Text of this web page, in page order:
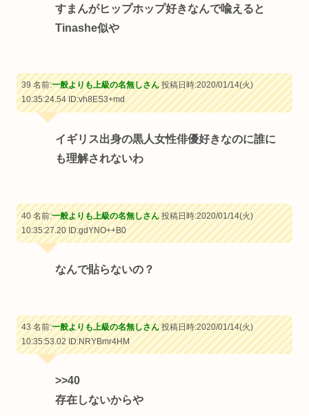
すまんがヒップホップ好きなんで喩えると
Tinashe似や
39 名前:一般よりも上級の名無しさん投稿日時:2020/01/14(火)
10:35:24.54ID:vh8ES3+md
イギリス出身の黒人女性俳優好きなのに誰に
も理解されないわ
40 名前:一般よりも上級の名無しさん投稿日時:2020/01/14(火)
10:35:27.20ID:gdYNO++B0
なんで貼らないの？
43 名前:一般よりも上級の名無しさん投稿日時:2020/01/14(火)
10:35:53.02ID:NRYBmr4HM
>>40
存在しないからや